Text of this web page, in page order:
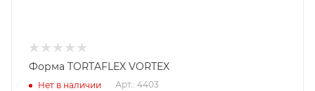
Форма TORTAFLEX VORTEX
Нет в наличии Арт.: 4403